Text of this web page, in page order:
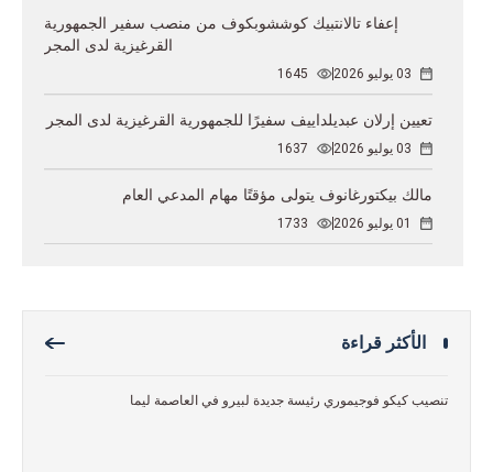
إعفاء تالانتبيك كوششوبكوف من منصب سفير الجمهورية
القرغيزية لدى المجر
03 يوليو 2026 1645
تعيين إرلان عبديلداييف سفيرًا للجمهورية القرغيزية لدى المجر
03 يوليو 2026 1637
مالك بيكتورغانوف يتولى مؤقتًا مهام المدعي العام
01 يوليو 2026 1733
الأكثر قراءة
تنصيب كيكو فوجيموري رئيسة جديدة لبيرو في العاصمة ليما